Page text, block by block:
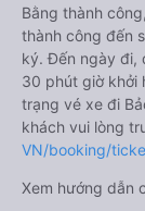
Bằng thành
thành công đến
ký. Đến ngày đi,
30 phút giờ khởi
trạng vé xe đi
khách vui lòng
VN/booking/
Xem hướng dẫn